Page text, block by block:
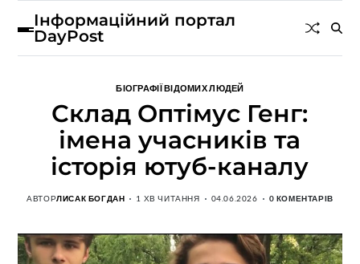
Інформаційний портал
DayPost
БІОГРАФІЇ ВІДОМИХ ЛЮДЕЙ
Склад Оптімус Генг:
імена учасників та
історія ютуб-каналу
АВТОРЛИСАК БОГДАН 1 ХВ ЧИТАННЯ 04.06.2026 0 КОМЕНТАРІВ